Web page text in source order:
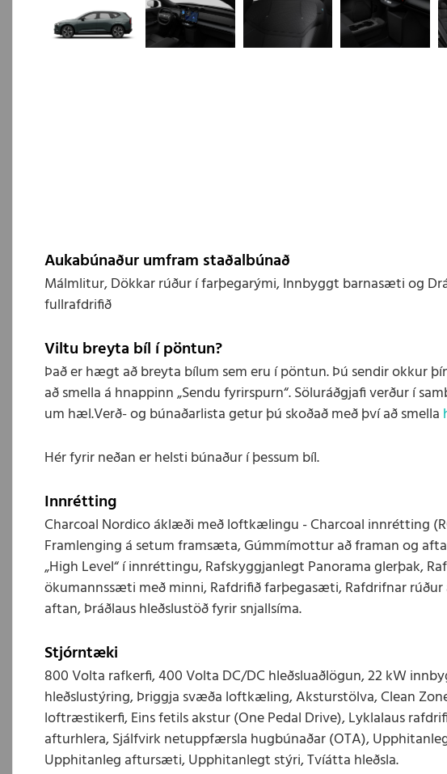
Aukabúnaður umfram staðalbúnað
Málmlitur, Dökkar rúður í farþegarými, Innbyggt barnasæti og
fullrafdrifið
Viltu breyta bíl í pöntun?
Það er hægt að breyta bílum sem eru í pöntun. Þú sendir okkur
að smella á hnappinn „Sendu fyrirspurn“. Söluráðgjafi verður í
um hæl.Verð- og búnaðarlista getur þú skoðað með því að smella
Hér fyrir neðan er helsti búnaður í þessum bíl.
Innrétting
Charcoal Nordico áklæði með loftkælingu - Charcoal innrétting
Framlenging á setum framsæta, Gúmmímottur að framan og
„High Level“ í innréttingu, Rafskyggjanlegt Panorama glerþak,
ökumannssæti með minni, Rafdrifið farþegasæti, Rafdrifnar rúður
aftan, Þráðlaus hleðslustöð fyrir snjallsíma.
Stjórntæki
800 Volta rafkerfi, 400 Volta DC/DC hleðsluaðlögun, 22 kW
hleðslustýring, Þriggja svæða loftkæling, Aksturstölva, Clean
loftræstikerfi, Eins fetils akstur (One Pedal Drive), Lyklalaus
afturhlera, Sjálfvirk netuppfærsla hugbúnaðar (OTA),
Upphitanleg aftursæti, Upphitanlegt stýri, Tvíátta hleðsla.